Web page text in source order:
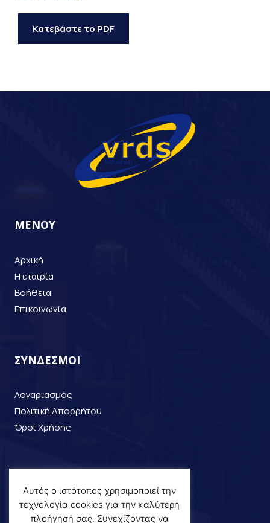
Κατεβάστε το PDF
ΜΕΝΟΥ
Αρχική
Η εταιρία
Βοήθεια
Επικοινωνία
ΣΥΝΔΕΣΜΟΙ
Λογαριασμός
Πολιτική Απορρήτου
Όροι Χρήσης
+30 2310 798168
Αυτός ο ιστότοπος χρησιμοποιεί την
τεχνολογία cookies για την καλύτερη
πλοήγησή σας. Συνεχίζοντας να